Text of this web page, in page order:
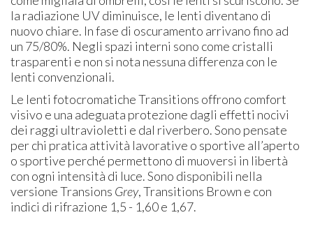
la radiazione UV diminuisce, le lenti diventano di
nuovo chiare. In fase di oscuramento arrivano fino ad
un 75/80%. Negli spazi interni sono come cristalli
trasparenti e non si nota nessuna differenza con le
lenti convenzionali.
Le lenti fotocromatiche Transitions offrono comfort
visivo e una adeguata protezione dagli effetti nocivi
dei raggi ultravioletti e dal riverbero. Sono pensate
per chi pratica attività lavorative o sportive all’aperto
o sportive perché permettono di muoversi in libertà
con ogni intensità di luce. Sono disponibili nella
versione Transions Grey, Transitions Brown e con
indici di rifrazione 1,5 - 1,60 e 1,67.